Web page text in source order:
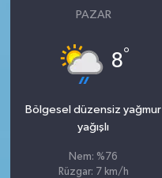
PAZAR
8°
Bölgesel düzensiz yağmur
yağışlı
Nem: %76
Rüzgar: 7 km/h